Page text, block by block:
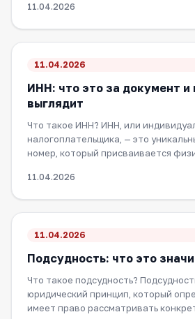
11.04.2026
11.04.2026
ИНН: что это за документ и
выглядит
Что такое ИНН? ИНН, или
налогоплательщика, — это
номер, который присваивается
11.04.2026
11.04.2026
Подсудность: что это
Что такое подсудность?
юридический принцип, который
имеет право рассматривать